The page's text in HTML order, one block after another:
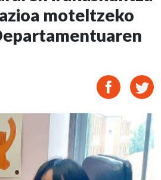
moteltzeko